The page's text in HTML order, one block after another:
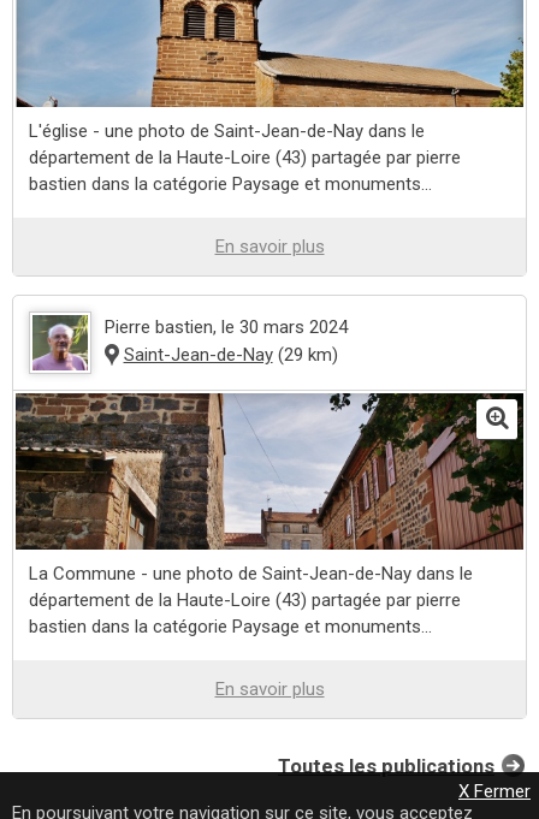
L'église - une photo de Saint-Jean-de-Nay dans le
département de la Haute-Loire (43) partagée par pierre
bastien dans la catégorie Paysage et monuments...
En savoir plus
Pierre bastien, le 30 mars 2024
Saint-Jean-de-Nay(29 km)
La Commune - une photo de Saint-Jean-de-Nay dans le
département de la Haute-Loire (43) partagée par pierre
bastien dans la catégorie Paysage et monuments...
En savoir plus
Toutes les publications
X Fermer
En poursuivant votre navigation sur ce site, vous acceptez